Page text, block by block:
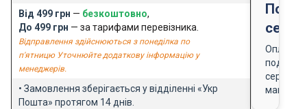
Від 499 грн — безкоштовно,
До 499 грн — за тарифами перевізника.
Відправлення здійснюються з понеділка по
п'ятницю Уточнюйте додаткову інформацію у
менеджерів.
• Замовлення зберігається у відділенні «Укр
Пошта» протягом 14 днів.
Оплата
магазину